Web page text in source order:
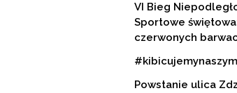
VI Bieg
Sportowe
czerwonych
Powstanie ulica